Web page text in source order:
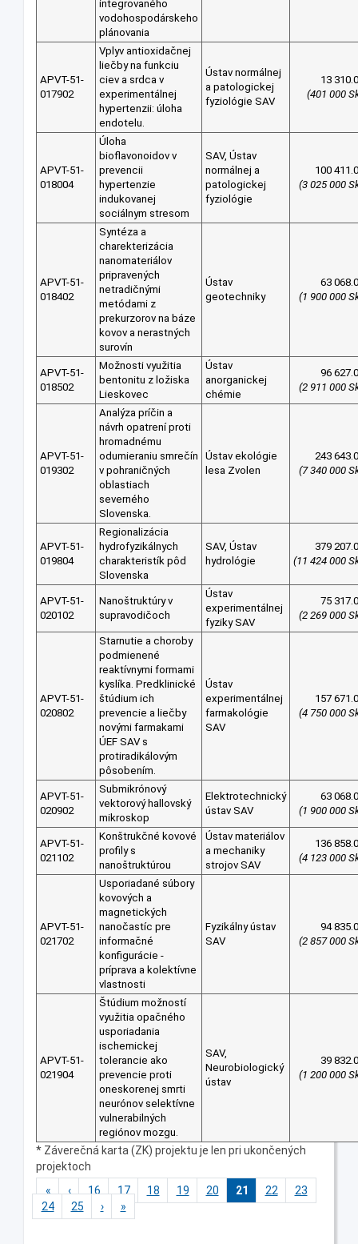
integrovaného
vodohospodárskeho
plánovania
APVT-51-
017902
Vplyv antioxidačnej
liečby na funkciu
ciev a srdca v
experimentálnej
hypertenzii: úloha
endotelu.
Ústav normálnej
a patologickej
fyziológie SAV
13
(401 000
APVT-51-
018004
Úloha
bioflavonoidov v
prevencii
hypertenzie
indukovanej
sociálnym stresom
SAV, Ústav
normálnej a
patologickej
fyziológie
100
(3 025 000
APVT-51-
018402
Syntéza a
charekterizácia
nanomateriálov
pripravených
netradičnými
metódami z
prekurzorov na báze
kovov a nerastných
surovín
Ústav
geotechniky
63
(1 900 000
APVT-51-
018502
Možnosti využitia
bentonitu z ložiska
Lieskovec
Ústav
anorganickej
chémie
96
(2 911 000
APVT-51-
019302
Analýza príčin a
návrh opatrení proti
hromadnému
odumieraniu smrečín
v pohraničných
oblastiach
severného
Slovenska.
Ústav ekológie
lesa Zvolen
243
(7 340 000
APVT-51-
019804
Regionalizácia
hydrofyzikálnych
charakteristík pôd
Slovenska
SAV, Ústav
hydrológie
379
(11 424 000
APVT-51-
020102
Nanoštruktúry v
supravodičoch
Ústav
experimentálnej
fyziky SAV
75
(2 269 000
APVT-51-
020802
Starnutie a choroby
podmienené
reaktívnymi formami
kyslíka. Predklinické
štúdium ich
prevencie a liečby
novými farmakami
ÚEF SAV s
protiradikálovým
pôsobením.
Ústav
experimentálnej
farmakológie
SAV
157
(4 750 000
APVT-51-
020902
Submikrónový
vektorový hallovský
mikroskop
Elektrotechnický
ústav SAV
63
(1 900 000
APVT-51-
021102
Konštrukčné kovové
profily s
nanoštruktúrou
Ústav materiálov
a mechaniky
strojov SAV
136
(4 123 000
APVT-51-
021702
Usporiadané súbory
kovových a
magnetických
nanočastíc pre
informačné
konfigurácie -
príprava a kolektívne
vlastnosti
Fyzikálny ústav
SAV
94
(2 857 000
APVT-51-
021904
Štúdium možností
využitia opačného
usporiadania
ischemickej
tolerancie ako
prevencie proti
oneskorenej smrti
neurónov selektívne
vulnerabilných
regiónov mozgu.
SAV,
Neurobiologický
ústav
39
(1 200 000
* Záverečná karta (ZK) projektu je len pri ukončených
projektoch
«
‹ 16 17 18 19 20 21 22
23
24
25 › »